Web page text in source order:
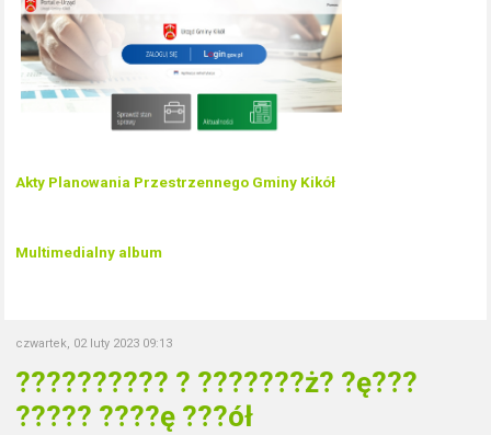
Akty Planowania Przestrzennego Gminy Kikół
Multimedialny album
czwartek, 02 luty 2023 09:13
?????????? ? ???????ż? ?ę???
????? ????ę ???ół